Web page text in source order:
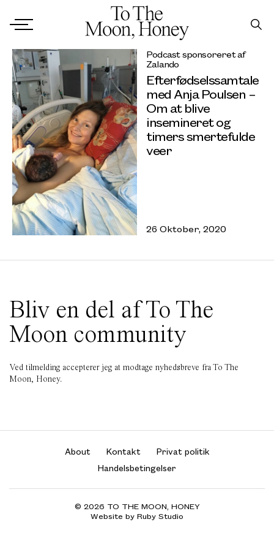
Podcast sponsoreret af
Zalando
Efterfødselssamtale
med Anja Poulsen –
Om at blive
insemineret og
timers smertefulde
veer
26 Oktober, 2020
Bliv en del af To The
Moon community
Ved tilmelding accepterer jeg at modtage nyhedsbreve fra To The
Moon, Honey.
About Kontakt
Privat politik
Handelsbetingelser
© 2026 TO THE MOON, HONEY
Website by Ruby Studio